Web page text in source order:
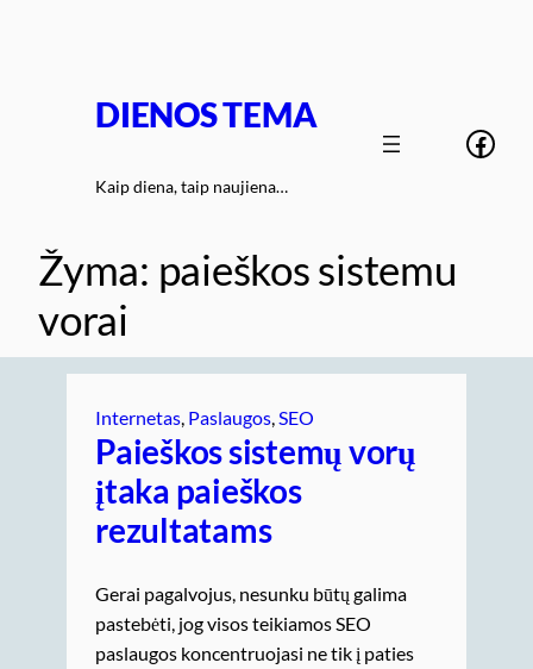
DIENOS TEMA
Kaip diena, taip naujiena…
Žyma: paieškos sistemu
vorai
Internetas Paslaugos SEO
Paieškos sistemų vorų
įtaka paieškos
rezultatams
Gerai pagalvojus, nesunku būtų galima
pastebėti, jog visos teikiamos SEO
paslaugos koncentruojasi ne tik į paties